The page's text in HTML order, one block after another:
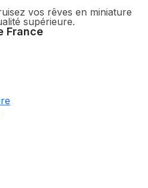
vos rêves en miniature
supérieure.
France